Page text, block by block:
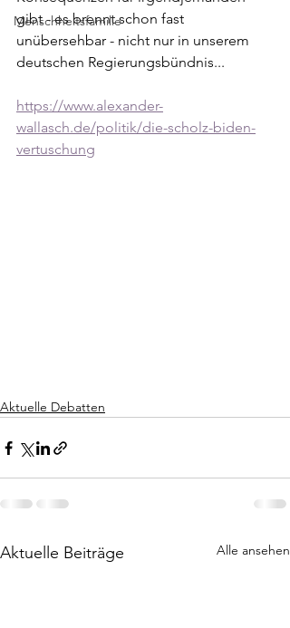
Menschheitsfamilie
gibt - es brennt schon fast
unübersehbar - nicht nur in unserem
deutschen Regierungsbündnis...
https://www.alexander-
wallasch.de/politik/die-scholz-biden-
vertuschung
Aktuelle Debatten
Aktuelle Beiträge Alle ansehen